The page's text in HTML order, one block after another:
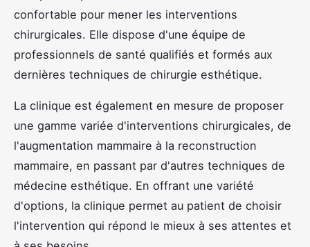
confortable pour mener les interventions
chirurgicales. Elle dispose d'une équipe de
professionnels de santé qualifiés et formés aux
dernières techniques de chirurgie esthétique.
La clinique est également en mesure de proposer
une gamme variée d'interventions chirurgicales, de
l'augmentation mammaire à la reconstruction
mammaire, en passant par d'autres techniques de
médecine esthétique. En offrant une variété
d'options, la clinique permet au patient de choisir
l'intervention qui répond le mieux à ses attentes et